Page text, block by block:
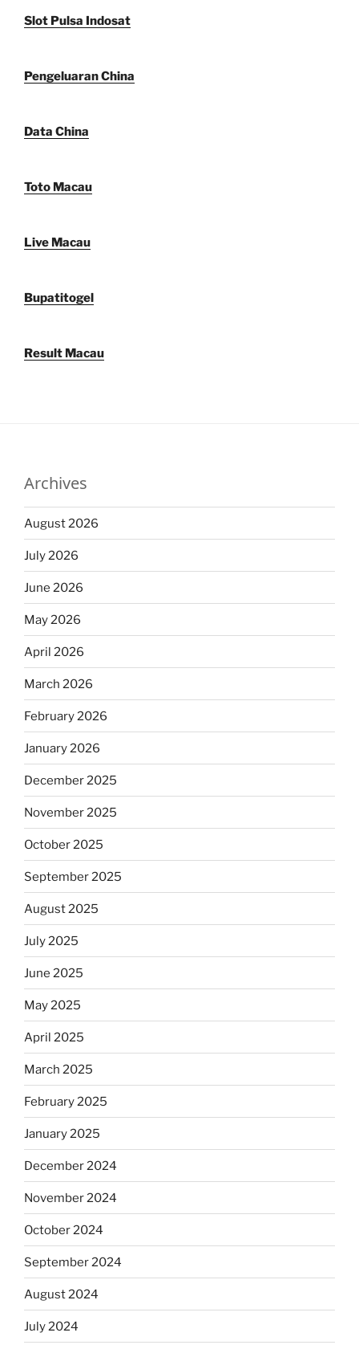
Slot Pulsa Indosat
Pengeluaran China
Data China
Toto Macau
Live Macau
Bupatitogel
Result Macau
Archives
August 2026
July 2026
June 2026
May 2026
April 2026
March 2026
February 2026
January 2026
December 2025
November 2025
October 2025
September 2025
August 2025
July 2025
June 2025
May 2025
April 2025
March 2025
February 2025
January 2025
December 2024
November 2024
October 2024
September 2024
August 2024
July 2024